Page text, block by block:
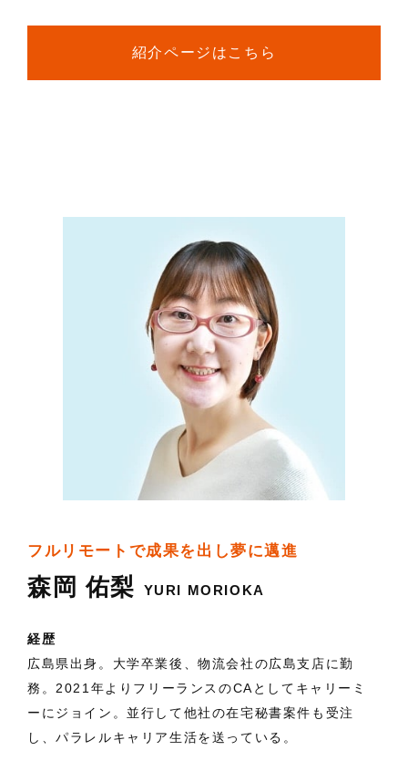
紹介ページはこちら
フルリモートで成果を出し夢に邁進
森岡 佑梨 YURI MORIOKA
経歴
広島県出身。大学卒業後、物流会社の広島支店に勤
務。2021年よりフリーランスのCAとしてキャリーミ
ーにジョイン。並行して他社の在宅秘書案件も受注
し、パラレルキャリア生活を送っている。